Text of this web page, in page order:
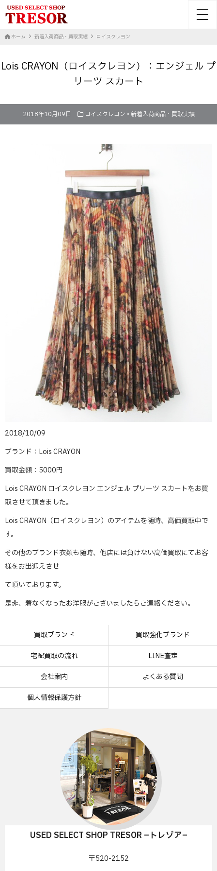
ホーム 新着入荷商品・買取実績 ロイスクレヨン
Lois CRAYON（ロイスクレヨン）：エンジェル プ
リーツ スカート
2018年10月09日 ロイスクレヨン • 新着入荷商品・買取実績
2018/10/09
ブランド：Lois CRAYON
買取金額：5000円
Lois CRAYON ロイスクレヨン エンジェル プリーツ スカートをお買
取させて頂きました。
Lois CRAYON（ロイスクレヨン）のアイテムを随時、高価買取中で
す。
その他のブランド衣類も随時、他店には負けない高価買取にてお客
様をお出迎えさせ
て頂いております。
是非、着なくなったお洋服がございましたらご連絡ください。
買取ブランド 買取強化ブランド
宅配買取の流れ LINE査定
会社案内 よくある質問
個人情報保護方針
USED SELECT SHOP TRESOR –トレゾア–
〒520-2152